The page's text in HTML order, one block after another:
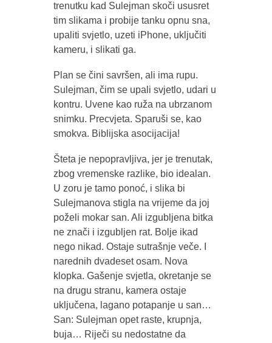
trenutku kad Sulejman skoči ususret
tim slikama i probije tanku opnu sna,
upaliti svjetlo, uzeti iPhone, uključiti
kameru, i slikati ga.
Plan se čini savršen, ali ima rupu.
Sulejman, čim se upali svjetlo, udari u
kontru. Uvene kao ruža na ubrzanom
snimku. Precvjeta. Sparuši se, kao
smokva. Biblijska asocijacija!
Šteta je nepopravljiva, jer je trenutak,
zbog vremenske razlike, bio idealan.
U zoru je tamo ponoć, i slika bi
Sulejmanova stigla na vrijeme da joj
poželi mokar san. Ali izgubljena bitka
ne znači i izgubljen rat. Bolje ikad
nego nikad. Ostaje sutrašnje veče. I
narednih dvadeset osam. Nova
klopka. Gašenje svjetla, okretanje se
na drugu stranu, kamera ostaje
uključena, lagano potapanje u san…
San: Sulejman opet raste, krupnja,
buja… Riječi su nedostatne da